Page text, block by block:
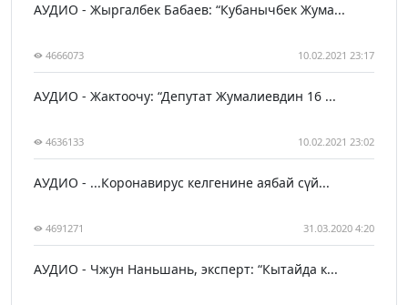
АУДИО - Жыргалбек Бабаев: “Кубанычбек Жума...
4666073 10.02.2021 23:17
АУДИО - Жактоочу: “Депутат Жумалиевдин 16 ...
4636133 10.02.2021 23:02
АУДИО - ...Коронавирус келгенине аябай сүй...
4691271 31.03.2020 4:20
АУДИО - Чжун Наньшань, эксперт: “Кытайда к...